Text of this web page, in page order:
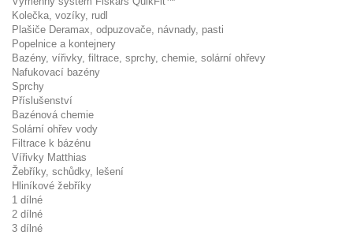
Kolečka, vozíky, rudl
Plašiče Deramax, odpuzovače, návnady, pasti
Popelnice a kontejnery
Bazény, vířivky, filtrace, sprchy, chemie, solární ohřevy
Nafukovací bazény
Sprchy
Příslušenství
Bazénová chemie
Solární ohřev vody
Filtrace k bázénu
Vířivky Matthias
Žebříky, schůdky, lešení
Hliníkové žebříky
1 dílné
2 dílné
3 dílné